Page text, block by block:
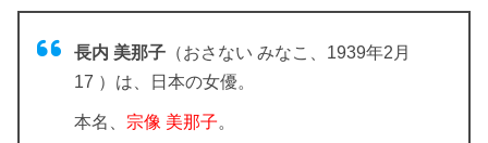
長内 美那子 （おさない みなこ、1939年2月
17 ）は、日本の女優。
本名、 宗像 美那子。